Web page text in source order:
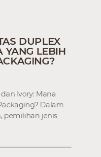
DUPLEX
YANG LEBIH
Ivory: Mana
Dalam
pemilihan jenis